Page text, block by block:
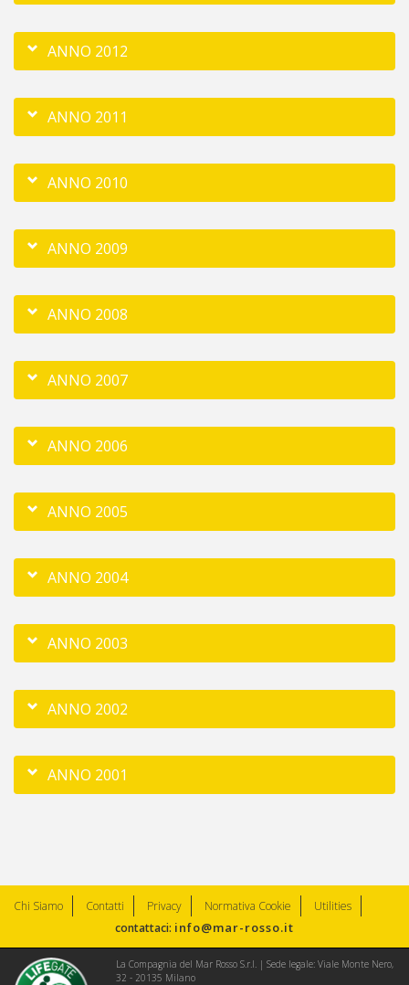
ANNO 2012
ANNO 2011
ANNO 2010
ANNO 2009
ANNO 2008
ANNO 2007
ANNO 2006
ANNO 2005
ANNO 2004
ANNO 2003
ANNO 2002
ANNO 2001
Chi Siamo Contatti Privacy Normativa Cookie
Utilities
contattaci: info@mar-rosso.it
La Compagnia del Mar Rosso S.r.l. | Sede legale: Viale Monte Nero,
32 - 20135 Milano